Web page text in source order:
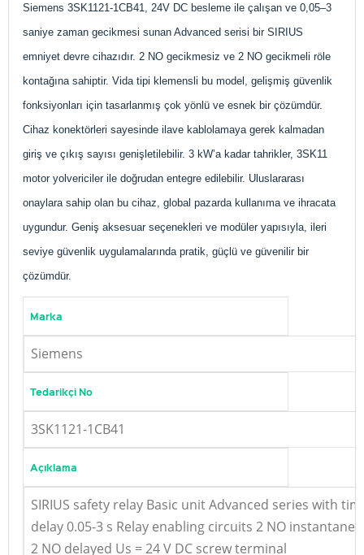
Siemens 3SK1121-1CB41, 24V DC besleme ile çalışan ve 0,05–3
saniye zaman gecikmesi sunan Advanced serisi bir SIRIUS
emniyet devre cihazıdır. 2 NO gecikmesiz ve 2 NO gecikmeli röle
kontağına sahiptir. Vida tipi klemensli bu model, gelişmiş güvenlik
fonksiyonları için tasarlanmış çok yönlü ve esnek bir çözümdür.
Cihaz konektörleri sayesinde ilave kablolamaya gerek kalmadan
giriş ve çıkış sayısı genişletilebilir. 3 kW’a kadar tahrikler, 3SK11
motor yolvericiler ile doğrudan entegre edilebilir. Uluslararası
onaylara sahip olan bu cihaz, global pazarda kullanıma ve ihracata
uygundur. Geniş aksesuar seçenekleri ve modüler yapısıyla, ileri
seviye güvenlik uygulamalarında pratik, güçlü ve güvenilir bir
çözümdür.
Marka
Siemens
Tedarikçi No
3SK1121-1CB41
Açıklama
SIRIUS safety relay Basic unit Advanced series with
delay 0.05-3 s Relay enabling circuits 2 NO
2 NO delayed Us = 24 V DC screw terminal